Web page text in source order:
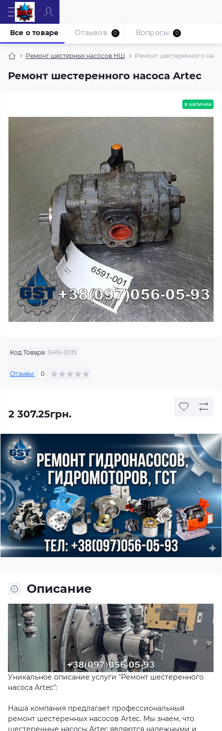
Ремонт шестерных насосов НШ Ремонт шестеренного
Ремонт шестеренного насоса Artec
Все о товаре Отзывов 0 Вопросы 0
в наличии
Код Товара: SHN-0015
Отзывы: 0
2 307.25грн.
Описание
Уникальное описание услуги "Ремонт шестеренного
насоса Artec":
Наша компания предлагает профессиональный
ремонт шестеренных насосов Artec. Мы знаем, что